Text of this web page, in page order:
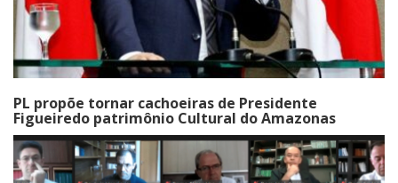
PL propõe tornar cachoeiras de Presidente
Figueiredo patrimônio Cultural do Amazonas